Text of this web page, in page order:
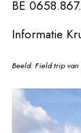
BE
Informatie
Beeld: Field trip